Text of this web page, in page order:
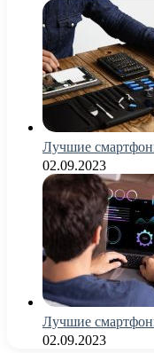
Лучшие
02.09.2023
Лучшие
02.09.2023